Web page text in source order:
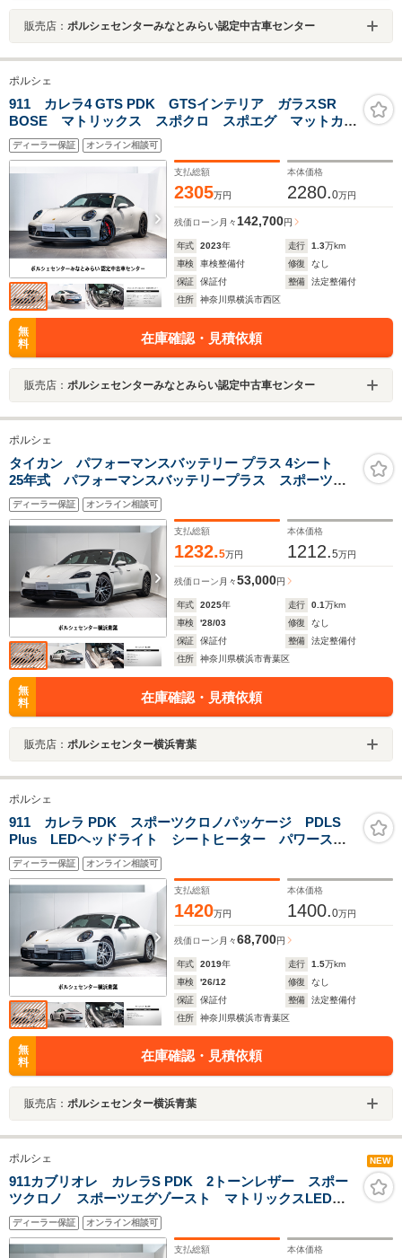
販売店： ポルシェセンターみなとみらい認定中古車センター
ポルシェ
911 カレラ4 GTS PDK GTSインテリア ガラスSR
BOSE マトリックス スポクロ スポエグ マットカー
ボンインテリアパッケージ ステアリングヒーター レ
ーンチェンジ プライバシーガラス
ディーラー保証 オンライン相談可
支払総額
2305万円
本体価格
2280.0万円
残価ローン 月々142,700円
年式 2023年 走行 1.3万km
車検
車検整備付 修復
なし
保証
保証付 整備
法定整備付
住所
神奈川県横浜市西区
無
料
在庫確認・見積依頼
販売店： ポルシェセンターみなとみらい認定中古車センター
ポルシェ
タイカン パフォーマンスバッテリー プラス 4シート
25年式 パフォーマンスバッテリープラス スポーツク
ロノPKG 固定式パノラマルーフ HDマトリックス
LED BOSE ソフトクローズドア 20インチ Taycan
Turbo Aero ホイール
ディーラー保証 オンライン相談可
支払総額
1232.5万円
本体価格
1212.5万円
残価ローン 月々53,000円
年式 2025年 走行 0.1万km
車検
'28/03 修復
なし
保証
保証付 整備
法定整備付
住所
神奈川県横浜市青葉区
無
料
在庫確認・見積依頼
販売店： ポルシェセンター横浜青葉
ポルシェ
911 カレラ PDK スポーツクロノパッケージ PDLS
Plus LEDヘッドライト シートヒーター パワーステ
アリングプラス 自動防眩ミラー ストレージパッケー
ジ
ディーラー保証 オンライン相談可
支払総額
1420万円
本体価格
1400.0万円
残価ローン 月々68,700円
年式 2019年 走行 1.5万km
車検
'26/12 修復
なし
保証
保証付 整備
法定整備付
住所
神奈川県横浜市青葉区
無
料
在庫確認・見積依頼
販売店： ポルシェセンター横浜青葉
ポルシェ NEW
911カブリオレ カレラS PDK 2トーンレザー スポー
ツクロノ スポーツエグゾースト マトリックスLED
ACC スポーツシートプラス ヒーター付GTスポーツス
テアリング レーンチェンジ エントリードライブ ア
ンビエントライト
ディーラー保証 オンライン相談可
支払総額 本体価格